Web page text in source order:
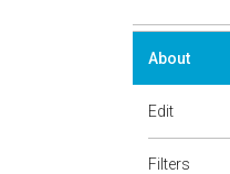
About
Edit
Filters